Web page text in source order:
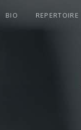
BIO REPERTOIRE